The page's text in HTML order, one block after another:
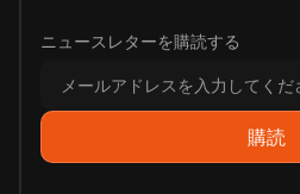
ニュースレターを購読する